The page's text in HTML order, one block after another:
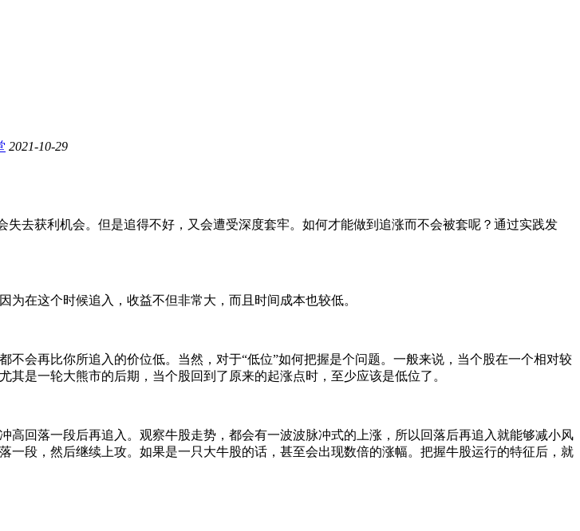
2021-10-29
获利机会。但是追得不好，又会遭受深度套牢。如何才能做到追涨而不会被套呢？通过实践发
在这个时候追入，收益不但非常大，而且时间成本也较低。
再比你所追入的价位低。当然，对于“低位”如何把握是个问题。一般来说，当个股在一个相对较
是一轮大熊市的后期，当个股回到了原来的起涨点时，至少应该是低位了。
回落一段后再追入。观察牛股走势，都会有一波波脉冲式的上涨，所以回落后再追入就能够减小风
段，然后继续上攻。如果是一只大牛股的话，甚至会出现数倍的涨幅。把握牛股运行的特征后，就